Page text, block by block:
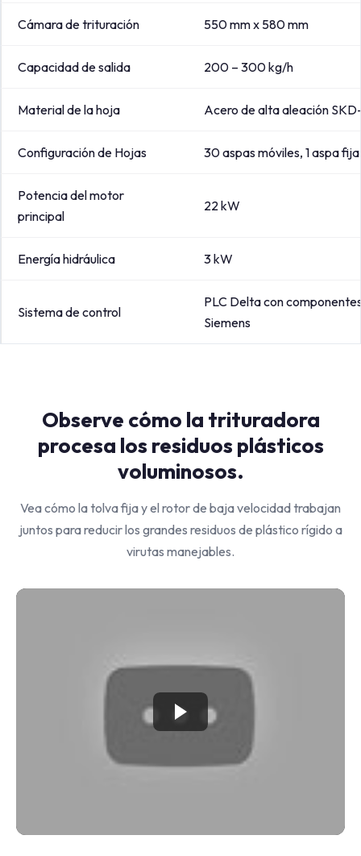
Cámara de trituración 550 mm x 580 mm
Capacidad de salida 200 – 300 kg/h
Material de la hoja Acero de alta aleación SKD-
Configuración de Hojas 30 aspas móviles, 1 aspa fija
Potencia del motor
principal
22 kW
Energía hidráulica 3 kW
Sistema de control
PLC Delta con
Siemens
Observe cómo la trituradora
procesa los residuos plásticos
voluminosos.
Vea cómo la tolva fija y el rotor de baja velocidad trabajan
juntos para reducir los grandes residuos de plástico rígido a
virutas manejables.